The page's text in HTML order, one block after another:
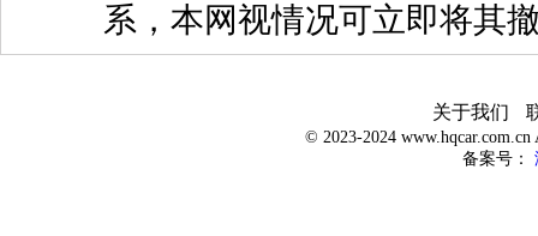
系，本网视情况可立即将其
关于我们
© 2023-2024
备案号：